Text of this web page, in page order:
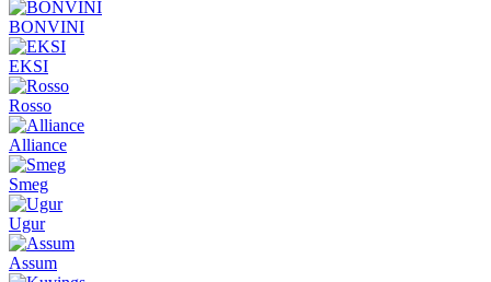
BONVINI
EKSI
Rosso
Alliance
Smeg
Ugur
Assum